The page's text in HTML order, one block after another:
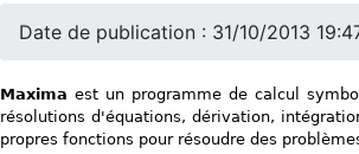
Date de publication : 31/10/2013
Maxima est un programme de calcul
résolutions d'équations, dérivation,
propres fonctions pour résoudre des